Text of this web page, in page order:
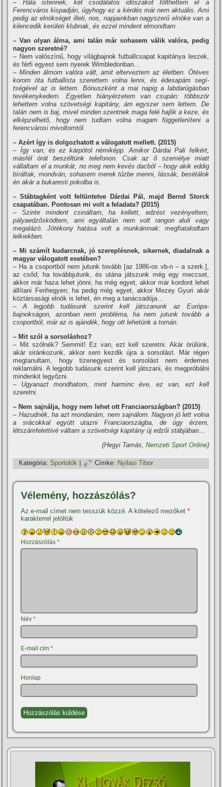
– Hála istennek, két csodálatos időszakot tölthettem el a
Ferencváros kispadján, úgyhogy ez a kérdés már nem aktuális. Ami
pedig az elnökséget illeti, nos, napjainkban nagyszerű elnöke van a
kilencedik kerületi klubnak, és ezzel mindent elmondtam.
– Van olyan álma, ami talán már sohasem válik valóra, pedig
nagyon szeretné?
– Nem valószí­nű, hogy világbajnok futballcsapat kapitánya leszek,
és férfi egyest sem nyerek Wimbledonban…
– Minden álmom valóra vált, amit elterveztem az életben. Ötéves
korom óta futballista szerettem volna lenni, és édesapám segí­
tségével az is lettem. Bónuszként a mai napig a labdarúgásban
tevékenykedem. Egyetlen hiányérzetem van csupán: többször
lehettem volna szövetségi kapitány, ám egyszer sem lettem. De
talán nem is baj, mivel minden szentnek maga felé hajlik a keze, és
elképzelhető, hogy nem tudtam volna magam függetlení­teni a
ferencvárosi mivoltomtól.
– Azért í­gy is dolgozhatott a válogatott mellett. (2015)
– Így van, és ez kárpótol némiképp. Amikor Dárdai Pali felkért,
másfél órát beszéltünk telefonon. Csak az ő személye miatt
vállaltam el a munkát, no meg nem kevés dacból – hogy akik eddig
bí­ráltak, mondván, sohasem merek tűzbe menni, lássák, besétálok
én akár a bukaresti pokolba is.
– Stábtagként volt feltüntetve Dárdai Pál, majd Bernd Storck
csapatában. Pontosan mi volt a feladata? (2015)
– Szinte mindent csináltam, ha kellett, edzést vezényeltem,
pályaedzősködtem, ami egyáltalán nem volt rangon aluli vagy
megalázó. Jótékony hatása volt a munkámnak: megfiatalodtam
lelkiekben.
– Mi számí­t kudarcnak, jó szereplésnek, sikernek, diadalnak a
magyar válogatott esetében?
– Ha a csoportból nem jutunk tovább [az 1986-os vb-n – a szerk.],
az csőd; ha továbbjutunk, és utána játszunk még egy meccset,
akkor már haza lehet jönni; ha még egyet, akkor már kordont lehet
állí­tani Ferihegyen; ha pedig még egyet, akkor Mezey Gyuri akár
köztársasági elnök is lehet, én meg a tanácsadója…
– A legjobb tudásunk szerint kell játszanunk az Európa-
bajnokságon, azonban nem probléma, ha nem jutunk tovább a
csoportból, már az is ajándék, hogy ott lehetünk a tornán.
– Mit szól a sorsoláshoz?
– Mit szólnék? Semmit! Ez van, ezt kell szeretni. Akár örülünk,
akár siránkozunk, akkor sem kezdik újra a sorsolást. Már régen
megtanultam, hogy tizenegyest és sorsolást nem érdemes
reklamálni. A legjobb tudásunk szerint kell játszani, és megpróbálni
mindenkit legyőzni.
– Ugyanazt mondhatom, mint harminc éve, ez van, ezt kell
szeretni.
– Nem sajnálja, hogy nem lehet ott Franciaországban? (2015)
– Hazudnék, ha azt mondanám, nem sajnálom. Nagyon jó lett volna
a srácokkal együtt utazni Franciaországba, de úgy érzem,
létszámfelettivé váltam a szövetségi kapitány új edzői stábjában…
(Hegyi Tamás, Nemzeti Sport Online)
Kategória: Sportolók | Címke: Nyilasi Tibor
Vélemény, hozzászólás?
Az e-mail címet nem tesszük közzé. A kötelező mezőket*
karakterrel jelöltük
Hozzászólás*
Név*
E-mail cím*
Honlap